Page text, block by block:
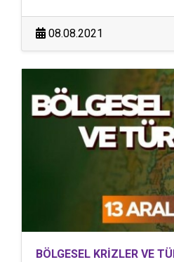
08.08.2021
BÖLGESEL KRİZLER VE